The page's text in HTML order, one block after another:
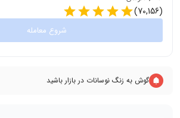
(
70,156
)
شروع معامله
گوش به زنگ نوسانات در بازار باشید